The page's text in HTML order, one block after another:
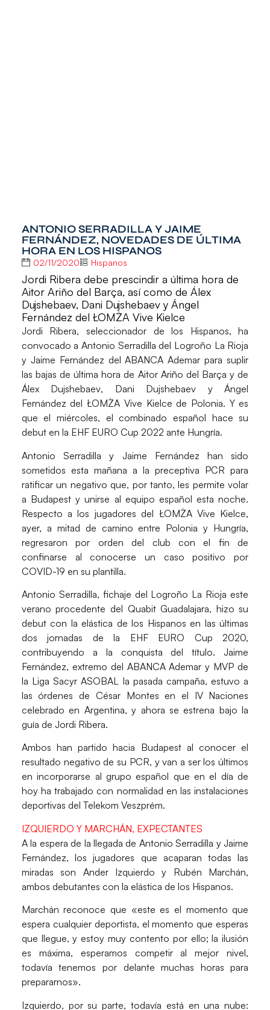
ANTONIO SERRADILLA Y JAIME
FERNÁNDEZ, NOVEDADES DE ÚLTIMA
HORA EN LOS HISPANOS
02/11/2020 Hispanos
Jordi Ribera debe prescindir a última hora de
Aitor Ariño del Barça, así como de Álex
Dujshebaev, Dani Dujshebaev y Ángel
Fernández del ŁOMŻA Vive Kielce
Jordi Ribera, seleccionador de los Hispanos, ha
convocado aAntonio Serradilla del Logroño La Rioja
y Jaime Fernández del ABANCA Ademar para suplir
las bajas de última hora de Aitor Ariño del Barça y de
Álex Dujshebaev, Dani Dujshebaev yÁngel
Fernández del ŁOMŻA Vive Kielce de Polonia. Y es
que el miércoles, el combinado español hace su
debut en la EHF EURO Cup 2022 ante Hungría.
Antonio Serradilla y Jaime Fernández han sido
sometidos esta mañana a la preceptiva PCR para
ratificar un negativo que, por tanto, les permite volar
a Budapest y unirse al equipo español esta noche.
Respecto a los jugadores del ŁOMŻA Vive Kielce,
ayer, a mitad de camino entre Polonia y Hungría,
regresaron por orden del club con el fin de
confinarse al conocerse un caso positivo por
COVID-19 en su plantilla.
Antonio Serradilla, fichaje del Logroño La Rioja este
verano procedente del Quabit Guadalajara, hizo su
debut con la elástica de los Hispanos en las últimas
dos jornadas de la EHF EURO Cup 2020,
contribuyendo a la conquista del título. Jaime
Fernández, extremo del ABANCA Ademar y MVP de
la Liga Sacyr ASOBAL la pasada campaña, estuvo a
las órdenes de César Montes en el IV Naciones
celebrado en Argentina, y ahora se estrena bajo la
guía de Jordi Ribera.
Ambos han partido hacia Budapest al conocer el
resultado negativo de su PCR, y van a ser los últimos
en incorporarse al grupo español que en el día de
hoy ha trabajado con normalidad en las instalaciones
deportivas del Telekom Veszprém.
IZQUIERDO Y MARCHÁN, EXPECTANTES
A la espera de la llegada de Antonio Serradilla y Jaime
Fernández, los jugadores que acaparan todas las
miradas son Ander Izquierdo y Rubén Marchán,
ambos debutantes con la elástica de los Hispanos.
Marchán reconoce que «este es el momento que
espera cualquier deportista, el momento que esperas
que llegue, y estoy muy contento por ello; la ilusión
es máxima, esperamos competir al mejor nivel,
todavía tenemos por delante muchas horas para
prepararnos».
Izquierdo, por su parte, todavía está en una nube: